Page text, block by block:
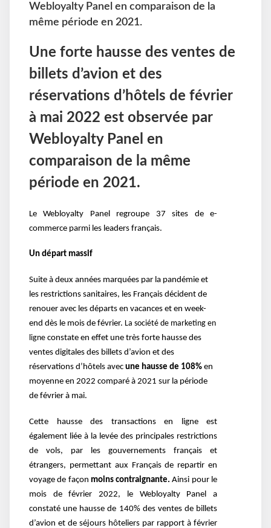
Webloyalty Panel en comparaison de la
même période en 2021.
Une forte hausse des ventes de
billets d’avion et des
réservations d’hôtels de février
à mai 2022 est observée par
Webloyalty Panel en
comparaison de la même
période en 2021.
LeWebloyalty Panelregroupe 37 sites de e-
commerce parmi les leaders français.
Un départ massif
Suite à deux années marquées par la pandémie et
les restrictions sanitaires, les Français décident de
renouer avec les départs en vacances et en week-
end dès le mois de février. La société de marketing en
ligne constate en effet une très forte hausse des
ventes digitales des billets d’avion et des
réservations d’hôtels avec une hausse de 108% en
moyenne en 2022 comparé à 2021 sur la période
de février à mai.
Cette hausse des transactions en ligne est
également liée à la levée des principales restrictions
de vols, par les gouvernements français et
étrangers, permettant aux Français de repartir en
voyage de façon moins contraignante. Ainsi pour le
mois de février 2022, le Webloyalty Panel a
constaté une hausse de 140% des ventes de billets
d’avion et de séjours hôteliers par rapport à février